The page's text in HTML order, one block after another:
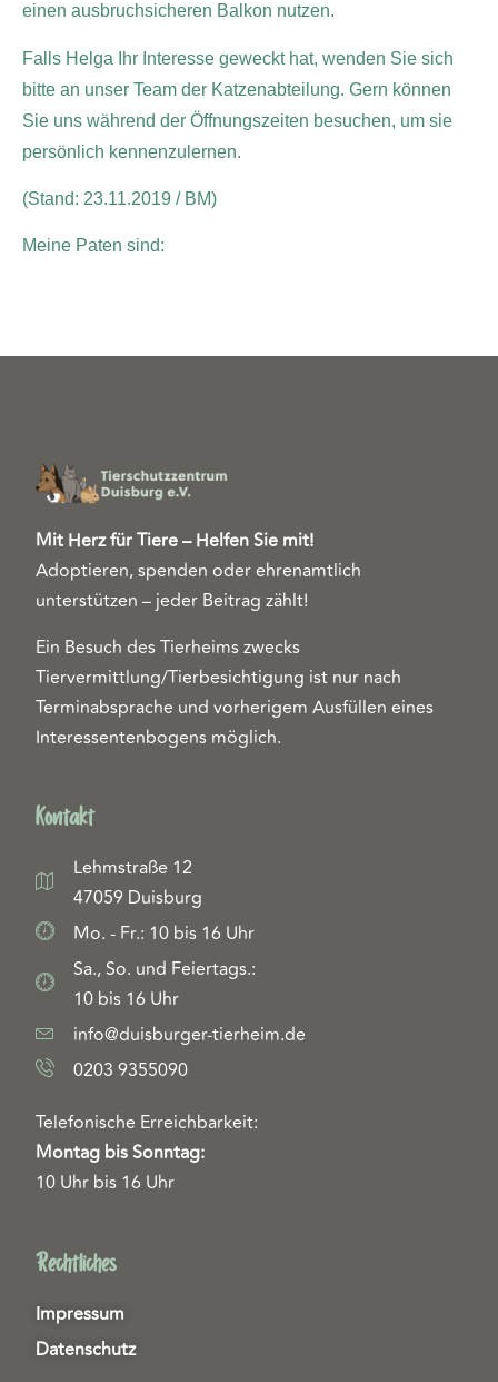
einen ausbruchsicheren Balkon nutzen.
Falls Helga Ihr Interesse geweckt hat, wenden Sie sich
bitte an unser Team der Katzenabteilung. Gern können
Sie uns während der Öffnungszeiten besuchen, um sie
persönlich kennenzulernen.
(Stand: 23.11.2019 / BM)
Meine Paten sind:
Mit Herz für Tiere – Helfen Sie mit!
Adoptieren, spenden oder ehrenamtlich
unterstützen – jeder Beitrag zählt!
Ein Besuch des Tierheims zwecks
Tiervermittlung/Tierbesichtigung ist nur nach
Terminabsprache und vorherigem Ausfüllen eines
Interessentenbogens möglich.
Kontakt
Lehmstraße 12
47059 Duisburg
Mo. - Fr.: 10 bis 16 Uhr
Sa., So. und Feiertags.:
10 bis 16 Uhr
info@duisburger-tierheim.de
0203 9355090
Telefonische Erreichbarkeit:
Montag bis Sonntag:
10 Uhr bis 16 Uhr
Rechtliches
Impressum
Datenschutz